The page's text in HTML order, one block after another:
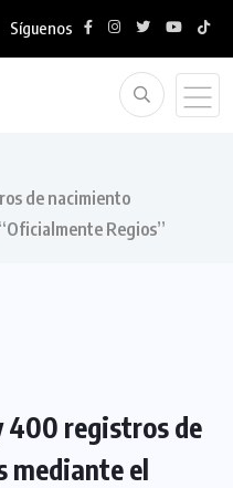
Síguenos
de nacimiento
Regios”
400 registros de
mediante el